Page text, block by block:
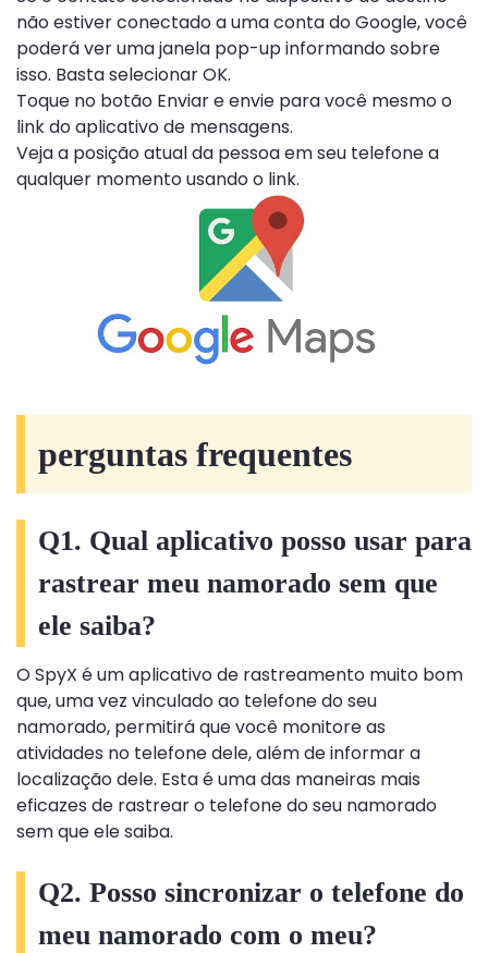
não estiver conectado a uma conta do Google, você
poderá ver uma janela pop-up informando sobre
isso. Basta selecionar OK.
Toque no botão Enviar e envie para você mesmo o
link do aplicativo de mensagens.
Veja a posição atual da pessoa em seu telefone a
qualquer momento usando o link.
perguntas frequentes
Q1. Qual aplicativo posso usar para
rastrear meu namorado sem que
ele saiba?
O SpyX é um aplicativo de rastreamento muito bom
que, uma vez vinculado ao telefone do seu
namorado, permitirá que você monitore as
atividades no telefone dele, além de informar a
localização dele. Esta é uma das maneiras mais
eficazes de rastrear o telefone do seu namorado
sem que ele saiba.
Q2. Posso sincronizar o telefone do
meu namorado com o meu?